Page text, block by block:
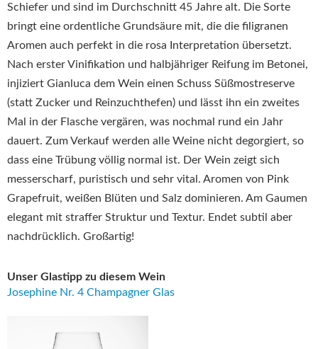
Schiefer und sind im Durchschnitt 45 Jahre alt. Die Sorte
bringt eine ordentliche Grundsäure mit, die die filigranen
Aromen auch perfekt in die rosa Interpretation übersetzt.
Nach erster Vinifikation und halbjähriger Reifung im Betonei,
injiziert Gianluca dem Wein einen Schuss Süßmostreserve
(statt Zucker und Reinzuchthefen) und lässt ihn ein zweites
Mal in der Flasche vergären, was nochmal rund ein Jahr
dauert. Zum Verkauf werden alle Weine nicht degorgiert, so
dass eine Trübung völlig normal ist. Der Wein zeigt sich
messerscharf, puristisch und sehr vital. Aromen von Pink
Grapefruit, weißen Blüten und Salz dominieren. Am Gaumen
elegant mit straffer Struktur und Textur. Endet subtil aber
nachdrücklich. Großartig!
Unser Glastipp zu diesem Wein
Josephine Nr. 4 Champagner Glas